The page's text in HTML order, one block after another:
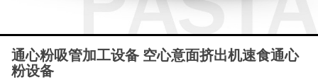
通心粉吸管加工设备 空心意面挤出机速食通心
粉设备